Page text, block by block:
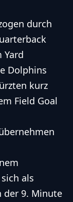
durch
Yard
Dolphins
kurz
Field Goal
als
der 9. Minute